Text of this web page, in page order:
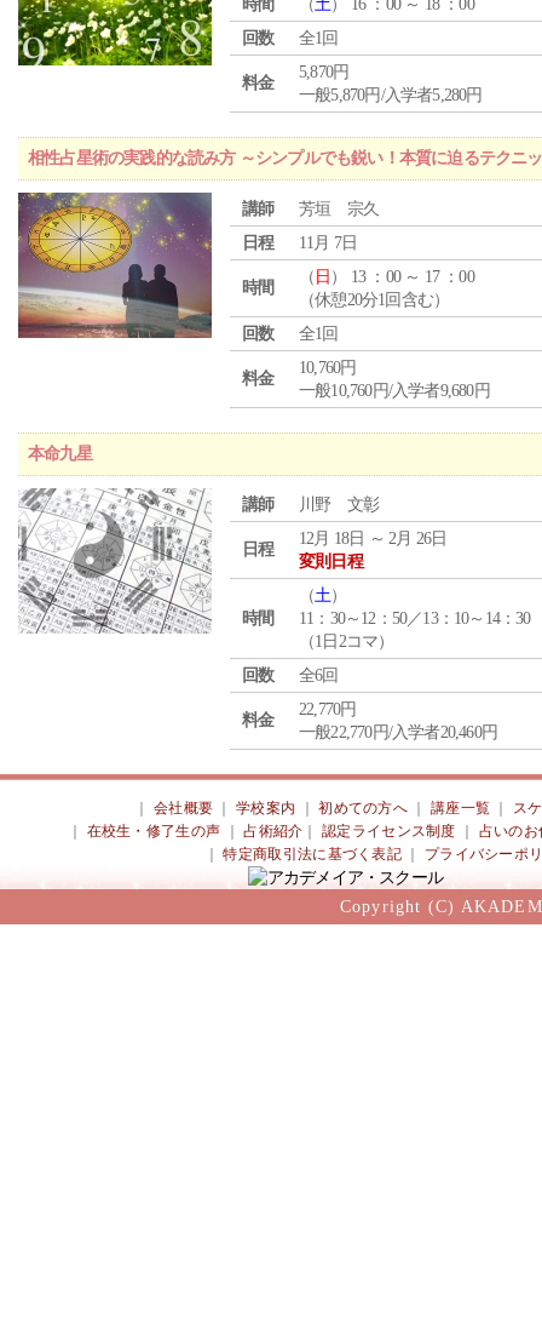
時間 （土） 16 ：00 ～ 18 ：00
回数
全1回
料金
5,870円
一般5,870円/入学者5,280円
相性占星術の実践的な読み方 ～シンプルでも鋭い！本質に迫るテクニ
講師
芳垣 宗久
日程
11月 7日
時間
（ 日 ） 13 ：00 ～ 17 ：00
（休憩20分1回含む）
回数
全1回
料金
10,760円
一般10,760円/入学者9,680円
本命九星
講師 川野 文彰
日程
12月 18日 ～ 2月 26日
変則日程
時間
（土）
11：30～12：50／13：10～14：30
（1日2コマ）
回数
全6回
料金
22,770円
一般22,770円/入学者20,460円
会社概要 ｜学校案内 ｜初めての方へ 講座一覧
ス
在校生・修了生の声 ｜占術紹介 ｜認定ライセンス制度
占いのお
｜特定商取引法に基づく表記 プライバシーポ
Copyright (C)